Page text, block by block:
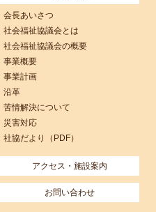
会長あいさつ
社会福祉協議会とは
社会福祉協議会の概要
事業概要
事業計画
沿革
苦情解決について
災害対応
社協だより（PDF）
アクセス・施設案内
お問い合わせ